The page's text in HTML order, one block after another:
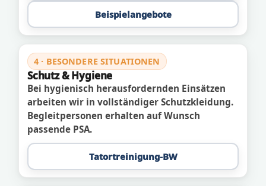
Beispielangebote
4 · BESONDERE SITUATIONEN
Schutz & Hygiene
Bei hygienisch herausfordernden Einsätzen
arbeiten wir in vollständiger Schutzkleidung.
Begleitpersonen erhalten auf Wunsch
passende PSA.
Tatortreinigung-BW